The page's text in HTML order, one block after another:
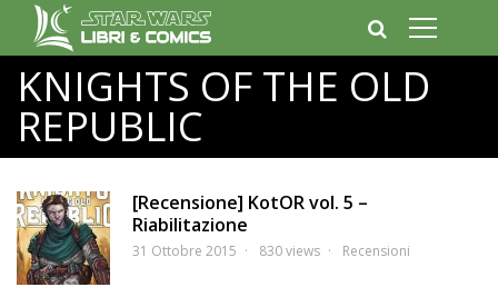
KNIGHTS OF THE OLD
REPUBLIC
[Recensione] KotOR vol. 5 –
Riabilitazione
31 Ottobre 2015 830 views Recensioni